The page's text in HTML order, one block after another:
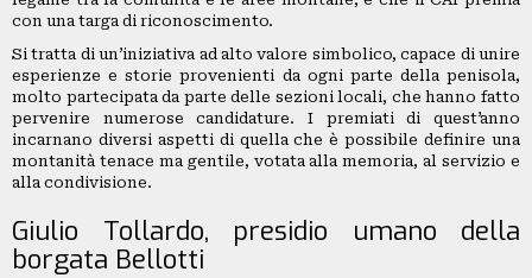
PUBBLICITARIE
PUBBLIREDAZIONALI
PICCOLI
ANNUNCI
con una targa di riconoscimento.
Si tratta di un’iniziativa ad alto valore simbolico, capace di unire
esperienze e storie provenienti da ogni parte della penisola,
molto partecipata da parte delle sezioni locali, che hanno fatto
pervenire numerose candidature. I premiati di quest’anno
incarnano diversi aspetti di quella che è possibile definire una
montanità tenace ma gentile, votata alla memoria, al servizio e
alla condivisione.
Giulio Tollardo, presidio umano della
borgata Bellotti